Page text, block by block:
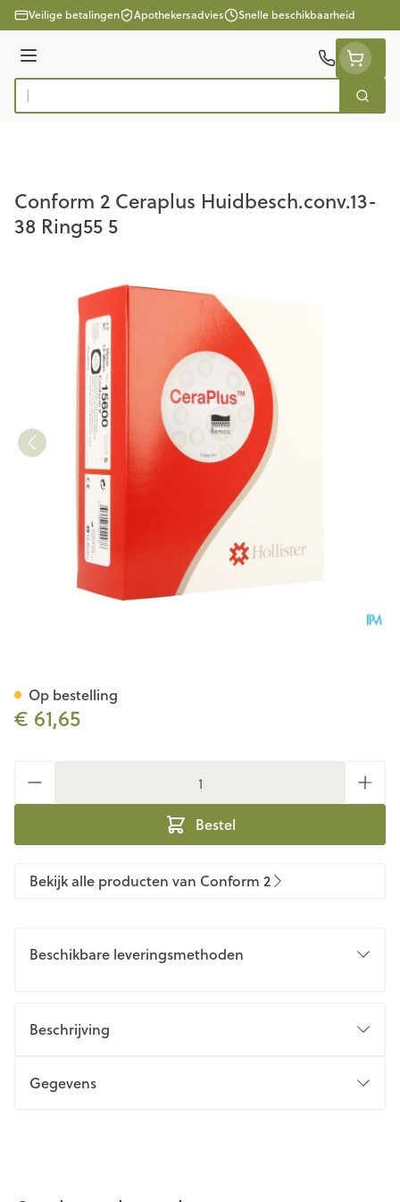
Ga naar de inhoud
Veilige betalingen Apothekersadvies Snelle beschikbaarheid
Menu
Product, merk, categorie...
Zoek
Conform 2 Ceraplus Huidbesch.conv.13-
38 Ring55 5
€ 61,65
Bestel
Op bestelling
Bekijk alle producten van Conform 2
Beschikbare leveringsmethoden
Beschrijving
Gegevens